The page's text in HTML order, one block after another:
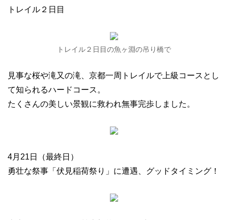
トレイル２日目
トレイル２日目の魚ヶ淵の吊り橋で
見事な桜や滝又の滝、京都一周トレイルで上級コースとし
て知られるハードコース。
たくさんの美しい景観に救われ無事完歩しました。
4月21日（最終日）
勇壮な祭事「伏見稲荷祭り」に遭遇、グッドタイミング！